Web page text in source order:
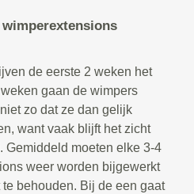
de eerste 2 weken het
gaan de wimpers
zo dat ze dan gelijk
want vaak blijft het zicht
Gemiddeld moeten elke 3-4
weer worden bijgewerkt
behouden. Bij de een gaat